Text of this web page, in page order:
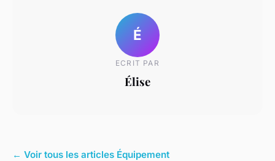
É
ECRIT PAR
Élise
← Voir tous les articles Équipement